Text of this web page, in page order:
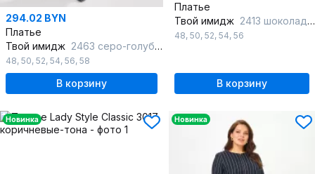
294.02 BYN
Платье
Твой имидж 2463 серо-голубой_с_принтом
48, 50, 52, 54, 56, 58
В корзину
Платье
Твой имидж 2413 шоколадный_в_клетку
48, 50, 52, 54, 56
В корзину
Новинка Новинка